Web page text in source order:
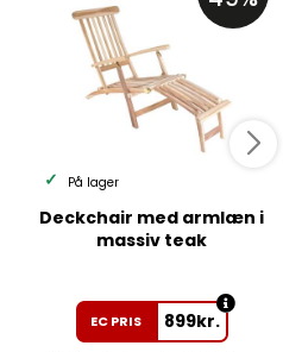
På lager
Deckchair med armlæn i
massiv teak
EC PRIS 899kr.